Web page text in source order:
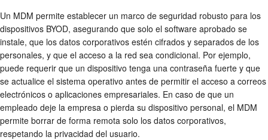
Un MDM permite establecer un marco de seguridad robusto para los
dispositivos BYOD, asegurando que solo el software aprobado se
instale, que los datos corporativos estén cifrados y separados de los
personales, y que el acceso a la red sea condicional. Por ejemplo,
puede requerir que un dispositivo tenga una contraseña fuerte y que
se actualice el sistema operativo antes de permitir el acceso a correos
electrónicos o aplicaciones empresariales. En caso de que un
empleado deje la empresa o pierda su dispositivo personal, el MDM
permite borrar de forma remota solo los datos corporativos,
respetando la privacidad del usuario.